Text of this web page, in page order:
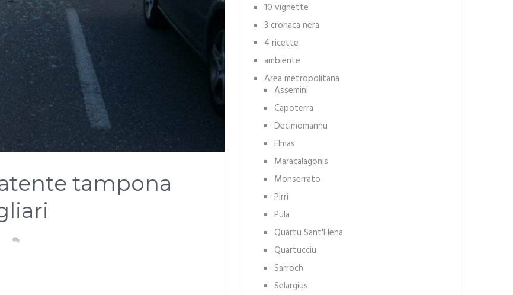
tampona
10 vignette
3 cronaca nera
4 ricette
ambiente
Area metropolitana
Assemini
Capoterra
Decimomannu
Elmas
Maracalagonis
Monserrato
Pirri
Pula
Quartu Sant'Elena
Quartucciu
Sarroch
Selargius